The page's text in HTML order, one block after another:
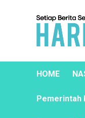
HOME
Pemerintah